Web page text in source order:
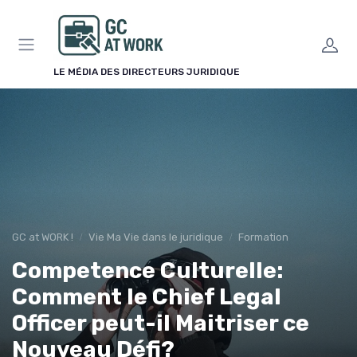
LE MÉDIA DES DIRECTEURS JURIDIQUE
GC at WORK ! Vie Ma Vie dans le juridique Formation
Competence Culturelle:
Comment le Chief Legal
Officer peut-il Maitriser ce
Nouveau Défi?